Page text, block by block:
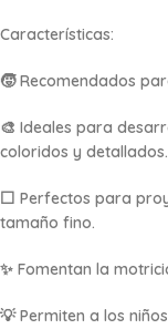
Características:
🧒 Recomendados
🎨 Ideales para
coloridos y detallados.
⬜ Perfectos para
tamaño fino.
✨ Fomentan la
💡 Permiten a los